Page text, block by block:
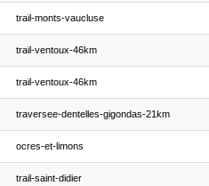
trail-monts-vaucluse
trail-ventoux-46km
trail-ventoux-46km
traversee-dentelles-gigondas-21km
ocres-et-limons
trail-saint-didier